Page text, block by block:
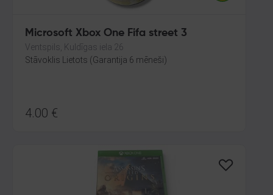
Microsoft Xbox One Fifa street 3
Ventspils, Kuldīgas iela 26
Stāvoklis Lietots (Garantija 6 mēneši)
4.00 €